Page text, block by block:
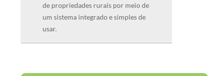
de propriedades rurais por meio de
um sistema integrado e simples de
usar.